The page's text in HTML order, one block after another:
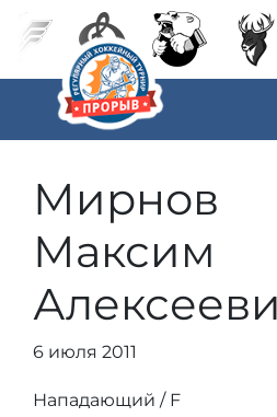
Мирнов
Максим
6 июля 2011
Нападающий / F